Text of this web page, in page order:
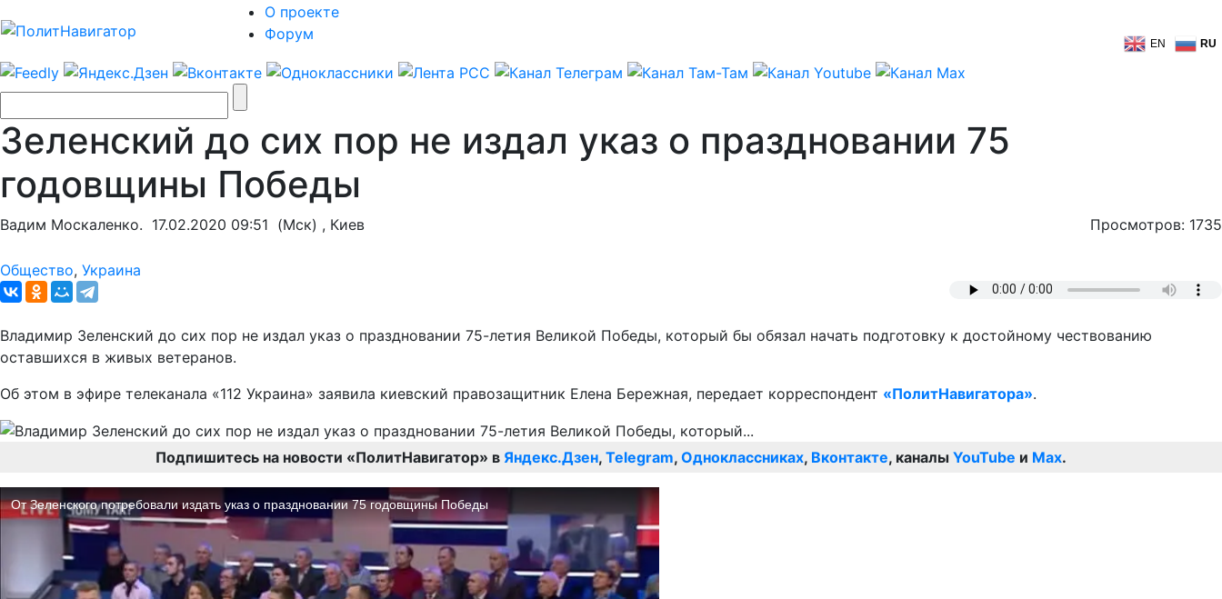
О проекте
Форум
EN RU
Зеленский до сих пор не издал указ о праздновании 75
годовщины Победы
Вадим Москаленко. 17.02.2020 09:51 (Мск) , Киев Просмотров: 1735
Общество, Украина
Владимир Зеленский до сих пор не издал указ о праздновании 75-летия Великой Победы, который бы обязал начать подготовку к достойному чествованию
оставшихся в живых ветеранов.
Об этом в эфире телеканала «112 Украина» заявила киевский правозащитник Елена Бережная, передает корреспондент «ПолитНавигатора».
Подпишитесь на новости «ПолитНавигатор» в Яндекс.Дзен, Telegram, Одноклассниках, Вконтакте, каналы YouTube и Max.